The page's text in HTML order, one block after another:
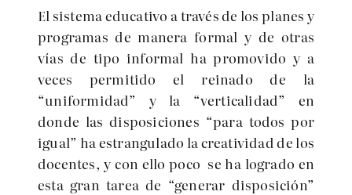
El sistema educativo a través de los planes y
programas de manera formal y de otras
vías de tipo informal ha promovido y a
veces permitido el reinado de la
“uniformidad” y la “verticalidad” en
donde las disposiciones “para todos por
igual” ha estrangulado la creatividad de los
docentes, y con ello poco se ha logrado en
esta gran tarea de “generar disposición”